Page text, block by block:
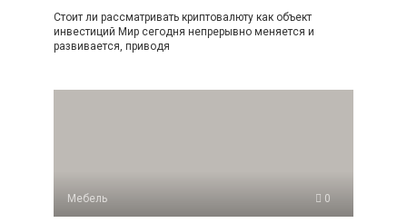
Стоит ли рассматривать криптовалюту как объект
инвестиций Мир сегодня непрерывно меняется и
развивается, приводя
Мебель 0